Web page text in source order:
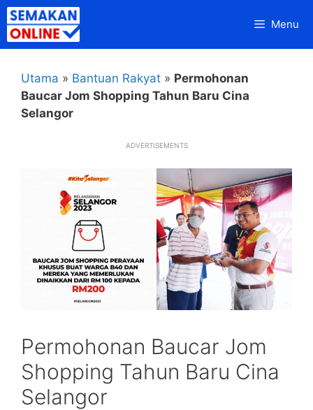
Skip
to
content
Menu
Utama » Bantuan Rakyat » Permohonan
Baucar Jom Shopping Tahun Baru Cina
Selangor
ADVERTISEMENTS
Permohonan Baucar Jom
Shopping Tahun Baru Cina
Selangor